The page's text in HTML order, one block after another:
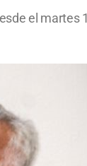
el martes